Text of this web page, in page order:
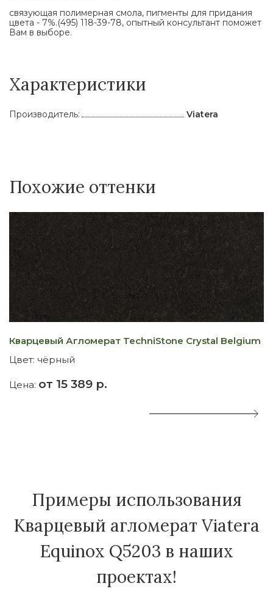
связующая полимерная смола, пигменты для придания
цвета - 7%.(495) 118-39-78, опытный консультант поможет
Вам в выборе.
Характеристики
Производитель: Viatera
Похожие оттенки
Кварцевый Агломерат TechniStone Crystal Belgium
Цвет: чёрный
Цена: от 15 389 р.
Примеры использования
Кварцевый агломерат Viatera
Equinox Q5203 в наших
проектах!